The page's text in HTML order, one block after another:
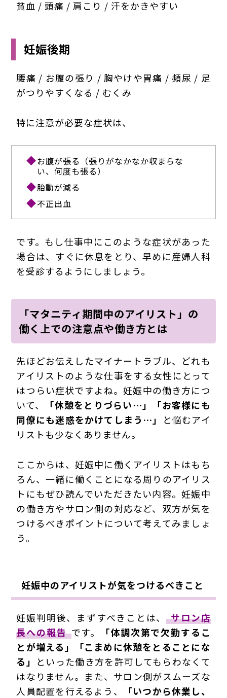
貧血 / 頭痛 / 肩こり / 汗をかきやすい
妊娠後期
腰痛 / お腹の張り / 胸やけや胃痛 / 頻尿 / 足
がつりやすくなる / むくみ
特に注意が必要な症状は、
お腹が張る（張りがなかなか収まらな
い、何度も張る）
胎動が減る
不正出血
です。もし仕事中にこのような症状があった
場合は、すぐに休息をとり、早めに産婦人科
を受診するようにしましょう。
「マタニティ期間中のアイリスト」の
働く上での注意点や働き方とは
先ほどお伝えしたマイナートラブル、どれも
アイリストのような仕事をする女性にとって
はつらい症状ですよね。妊娠中の働き方につ
いて、
「休憩をとりづらい…」「お客様にも
同僚にも迷惑をかけてしまう…」
と悩むアイ
リストも少なくありません。
ここからは、妊娠中に働くアイリストはもち
ろん、一緒に働くことになる周りのアイリス
トにもぜひ読んでいただきたい内容。妊娠中
の働き方やサロン側の対応など、双方が気を
つけるべきポイントについて考えてみましょ
う。
妊娠中のアイリストが気をつけるべきこと
妊娠判明後、まずすべきことは、 サロン店
長への報告 です。
「体調次第で欠勤するこ
とが増える」「こまめに休憩をとることにな
る」 といった働き方を許可してもらわなくて
はなりません。また、サロン側がスムーズな
人員配置を行えるよう、
「いつから休業し、